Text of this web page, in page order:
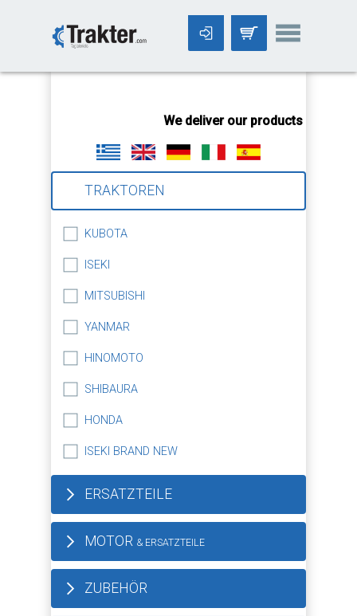
We deliver our products
TRAKTOREN
KUBOTA
ISEKI
MITSUBISHI
YANMAR
HINOMOTO
SHIBAURA
HONDA
ISEKI BRAND NEW
ERSATZTEILE
MOTOR & ERSATZTEILE
ZUBEHÖR